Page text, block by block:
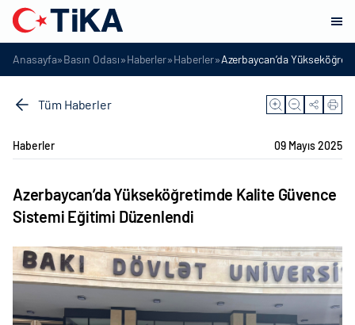
Anasayfa»Basın Odası»Haberler»Haberler»Azerbaycan’da
Tüm Haberler
Haberler 09 Mayıs 2025
Azerbaycan’da Yükseköğretimde Kalite Güvence
Sistemi Eğitimi Düzenlendi